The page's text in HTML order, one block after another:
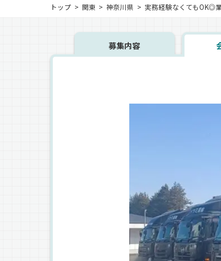
トップ 関東 神奈川県 実務経験なくてもOK◎
募集内容